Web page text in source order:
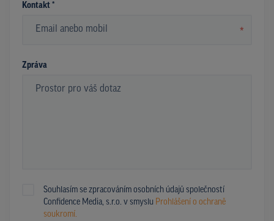
Kontakt *
*
Zpráva
Souhlasím se zpracováním osobních údajů společností
Confidence Media, s.r.o. v smyslu Prohlášení o ochraně
soukromí.